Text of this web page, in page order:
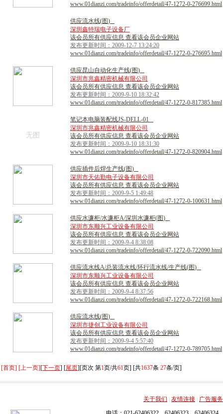
www.01dianzi.com/tradeinfo/offerdetail/47-1272-0-276699.html
供应流水线(图)
深圳鑫特瑞电子设备厂
该会员所有供应信息 查看该会员企业网站
发布更新时间：2009-12-7 13:24:20
www.01dianzi.com/tradeinfo/offerdetail/47-1272-0-276695.html
供应昆山自动化生产线(图)
深圳市兆鑫精密机械有限公司
该会员所有供应信息 查看该会员企业网站
发布更新时间：2009-9-10 18:32:42
www.01dianzi.com/tradeinfo/offerdetail/47-1272-0-817385.html
无图
笔记本电脑装配线JS-DELL-01
深圳市兆鑫精密机械有限公司
该会员所有供应信息 查看该会员企业网站
发布更新时间：2009-9-10 18:31:30
www.01dianzi.com/tradeinfo/offerdetail/47-1272-0-820904.html
供应插件后焊生产线(图)
深圳市天佑勤电子设备有限公司
该会员所有供应信息 查看该会员企业网站
发布更新时间：2009-9-5 1:49:48
www.01dianzi.com/tradeinfo/offerdetail/47-1272-0-100631.html
供应水濂柜/水濂柜A/深圳 水濂柜(图)
深圳市东顺兴工业设备有限公司
该会员所有供应信息 查看该会员企业网站
发布更新时间：2009-9-4 8:38:08
www.01dianzi.com/tradeinfo/offerdetail/47-1272-0-722090.html
供应流水线A/总装流水线/环行流水线/生产线(图)
深圳市东顺兴工业设备有限公司
该会员所有供应信息 查看该会员企业网站
发布更新时间：2009-9-4 8:37:56
www.01dianzi.com/tradeinfo/offerdetail/47-1272-0-722168.html
供应流水线(图)
深圳市捷创工业设备有限公司
该会员所有供应信息 查看该会员企业网站
发布更新时间：2009-9-4 5:57:40
www.01dianzi.com/tradeinfo/offerdetail/47-1272-0-789705.html
[首页] [上一页][下一页] [尾页][页次 第1页/共61页] [共1637条 27条/页]
关于我们 友情连接
广告服务